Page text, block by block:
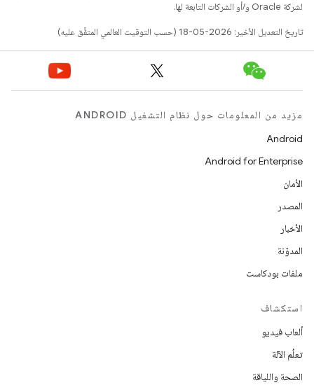
لشركة Oracle و/أو الشركات التابعة لها.
تاريخ التعديل الأخير: 2026-05-18 (حسب التوقيت العالمي المتفَّق عليه)
مزيد من المعلومات حول نظام التشغيل ANDROID
Android
Android for Enterprise
الأمان
المصدر
الأخبار
المدوّنة
ملفات بودكاست
استكشاف
ألعاب فيديو
تعلُم الآلة
الصحة واللياقة